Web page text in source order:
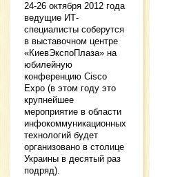
24-26 октября 2012 года
ведущие ИТ-
специалисты соберутся
в выставочном центре
«КиевЭкспоПлаза» на
юбилейную
конференцию Cisco
Expo (в этом году это
крупнейшее
мероприятие в области
инфокоммуникационных
технологий будет
организовано в столице
Украины в десятый раз
подряд).